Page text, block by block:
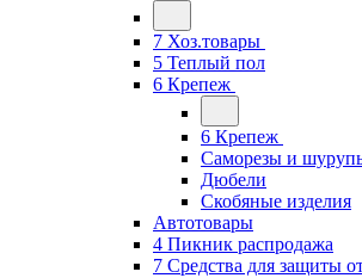
7 Хоз.товары
5 Теплый пол
6 Крепеж
6 Крепеж
Саморезы и
Дюбели
Скобяные изделия
Автотовары
4 Пикник распродажа
7 Средства для защиты